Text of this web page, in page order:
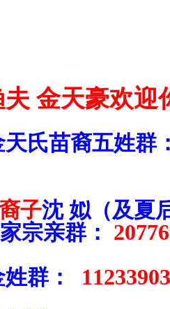
金天豪欢迎
天氏苗裔五姓群
子沈 姒（及夏
宗亲群：
群：